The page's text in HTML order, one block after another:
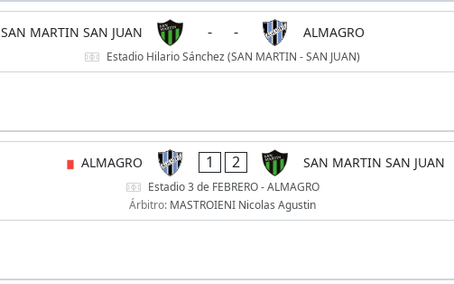
SAN MARTIN SAN JUAN - - ALMAGRO
Estadio Hilario Sánchez (SAN MARTIN - SAN JUAN)
ALMAGRO 1 2 SAN MARTIN SAN JUAN
Estadio 3 de FEBRERO - ALMAGRO
Árbitro: MASTROIENI Nicolas Agustin